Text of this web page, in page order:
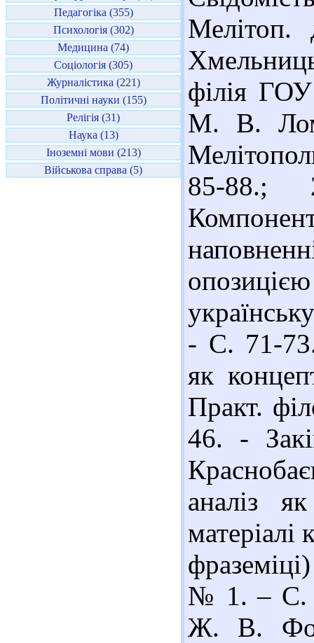
Педагогіка (355)
Психологія (302)
Медицина (74)
Соціологія (305)
Журналістика (221)
Політичні науки (155)
Релігія (31)
Наука (13)
Іноземні мови (213)
Військова справа (5)
Мелітоп.
філія
М. В.
85-88.;
- С. 71-
як
Практ.
46. -
аналіз
№ 1. – С.
Ж. В.